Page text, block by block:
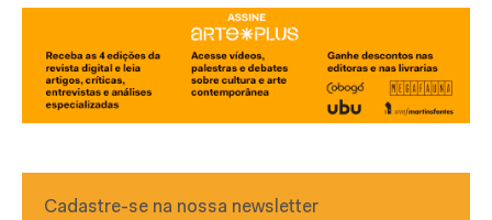
Cadastre-se na nossa newsletter